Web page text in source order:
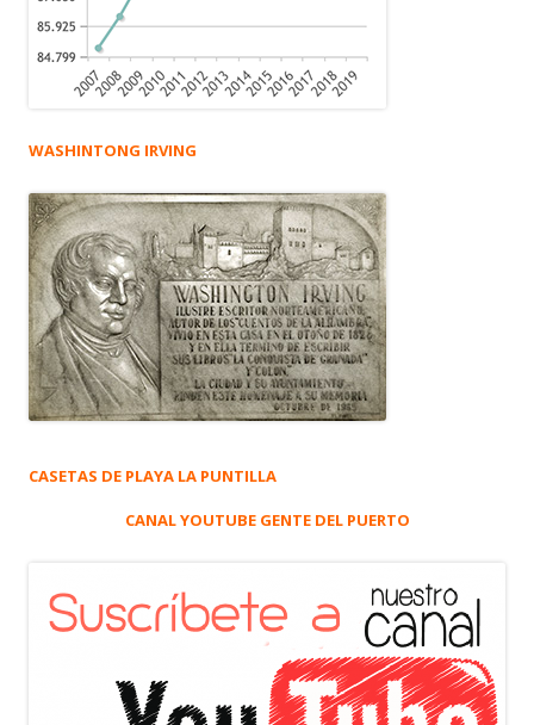
WASHINTONG IRVING
CASETAS DE PLAYA LA PUNTILLA
CANAL YOUTUBE GENTE DEL PUERTO